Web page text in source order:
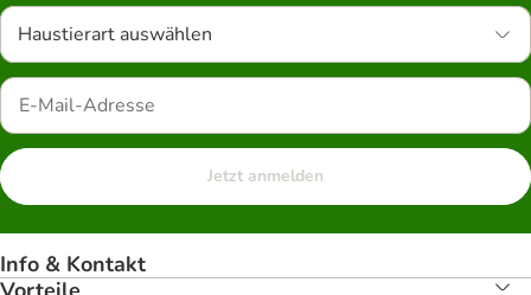
Haustierart auswählen
Jetzt anmelden
Info & Kontakt